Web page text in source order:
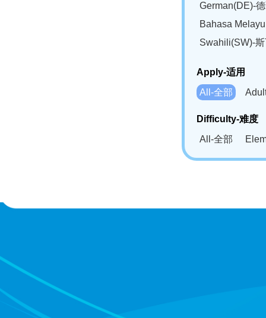
German(DE)-
Bahasa
Swahili(SW)-
Apply-适用
All-全部
Difficulty-难度
All-全部